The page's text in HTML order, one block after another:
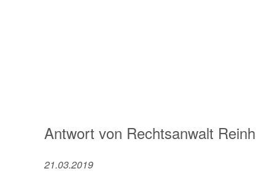
Antwort von Rechtsanwalt
21.03.2019